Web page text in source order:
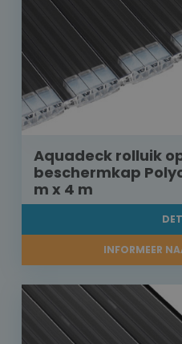
Aquadeck rolluik
beschermkap
m x 4 m
INFORMEER